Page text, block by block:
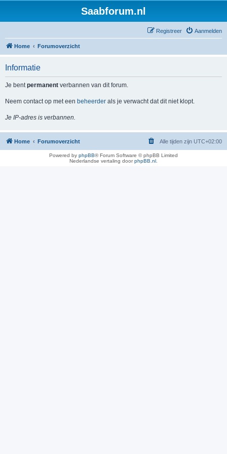
Saabforum.nl
Aanmelden
Registreer
Home Forumoverzicht
Informatie
Je bentpermanent verbannen van dit forum.
Neem contact op met een beheerder als je verwacht dat dit niet klopt.
Je IP-adres is verbannen.
Home Forumoverzicht Alle tijden zijn UTC+02:00
Powered by phpBB® Forum Software © phpBB Limited
Nederlandse vertaling doorphpBB.nl